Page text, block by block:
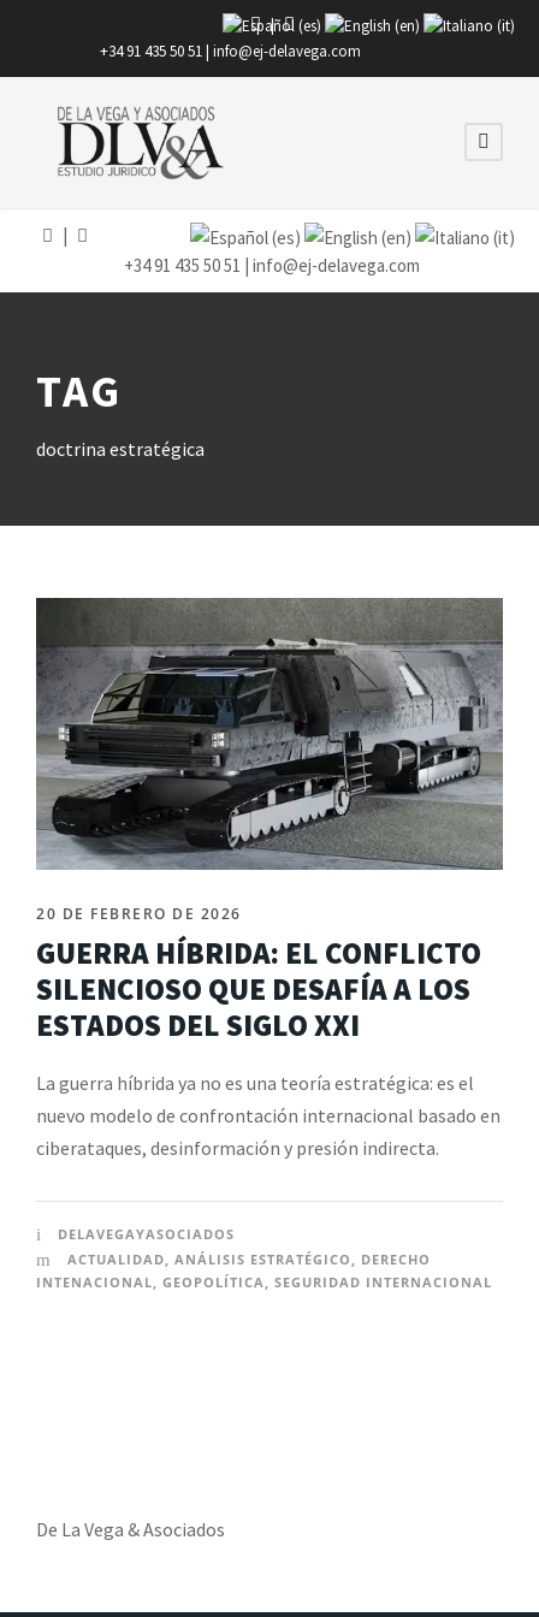
|
+34 91 435 50 51 | info@ej-delavega.com
+34 91 435 50 51 | info@ej-delavega.com
TAG
doctrina estratégica
20 DE FEBRERO DE 2026
GUERRA HÍBRIDA: EL CONFLICTO
SILENCIOSO QUE DESAFÍA A LOS
ESTADOS DEL SIGLO XXI
La guerra híbrida ya no es una teoría estratégica: es el
nuevo modelo de confrontación internacional basado en
ciberataques, desinformación y presión indirecta.
DELAVEGAYASOCIADOS
ACTUALIDAD, ANÁLISIS ESTRATÉGICO , DERECHO
INTENACIONAL, GEOPOLÍTICA, SEGURIDAD INTERNACIONAL
De La Vega & Asociados